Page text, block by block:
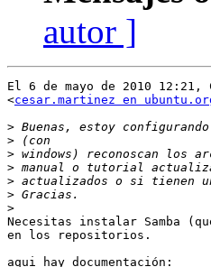
autor ]
El 6 de mayo de 2010 12:21,
<cesar.martinez en
>
>
>
>
>
>
>
Necesitas instalar Samba
en los repositorios.